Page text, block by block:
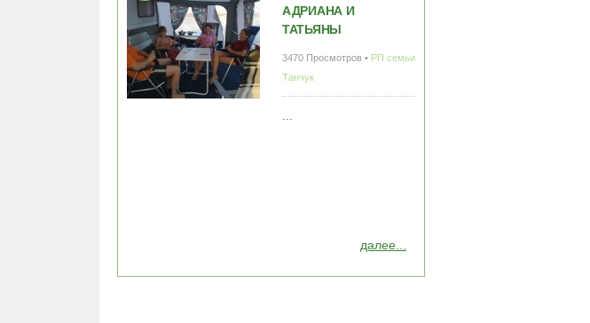
АДРИАНА И
ТАТЬЯНЫ
3470 Просмотров • РП семьи
Танчук
далее...
...